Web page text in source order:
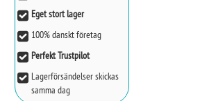
Eget stort lager
100% danskt företag
Perfekt Trustpilot
Lagerförsändelser skickas
samma dag